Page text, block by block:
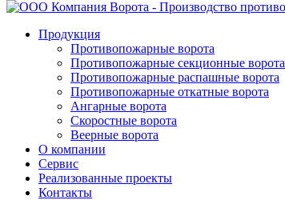
Продукция
Противопожарные ворота
Противопожарные секционные ворота
Противопожарные распашные ворота
Противопожарные откатные ворота
Ангарные ворота
Скоростные ворота
Веерные ворота
О компании
Сервис
Реализованные проекты
Контакты